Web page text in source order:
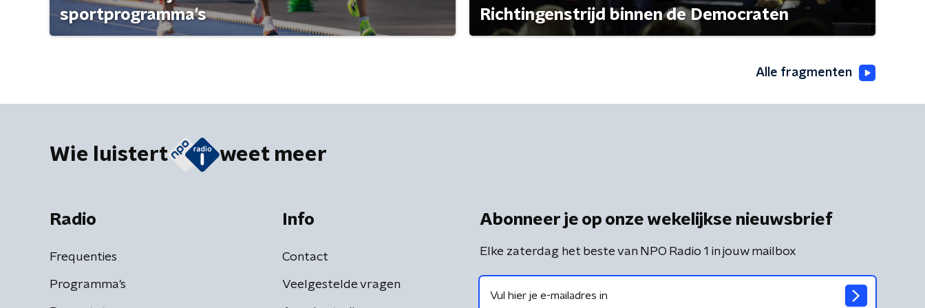
sportprogramma's
Richtingenstrijd binnen de Democraten
Alle fragmenten
Wie luistert weet meer
Radio
Frequenties
Programma's
Info
Contact
Veelgestelde vragen
Abonneer je op onze wekelijkse nieuwsbrief
Elke zaterdag het beste van NPO Radio 1 in jouw mailbox